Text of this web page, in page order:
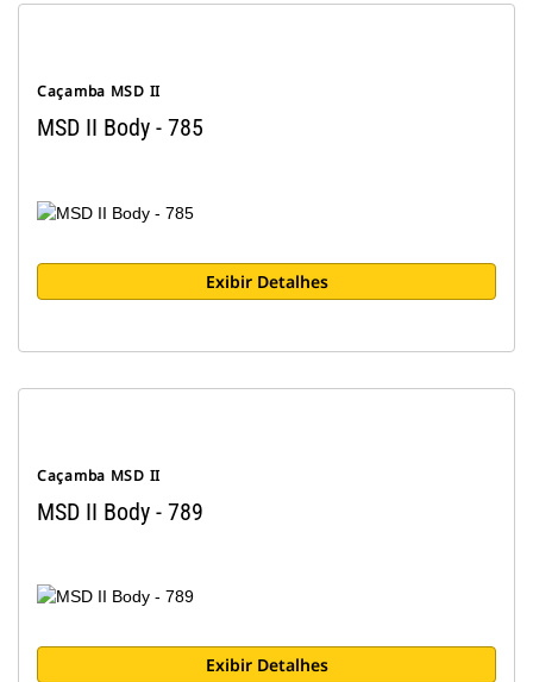
Caçamba MSD II
MSD II Body - 785
Exibir Detalhes
Caçamba MSD II
MSD II Body - 789
Exibir Detalhes